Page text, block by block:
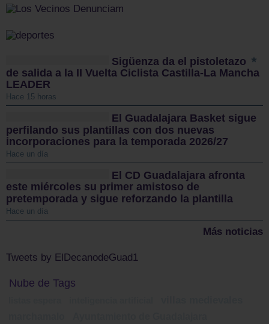
Sigüenza da el pistoletazo
de salida a la II Vuelta Ciclista Castilla-La Mancha
LEADER
Hace 15 horas
El Guadalajara Basket sigue
perfilando sus plantillas con dos nuevas
incorporaciones para la temporada 2026/27
Hace un día
El CD Guadalajara afronta
este miércoles su primer amistoso de
pretemporada y sigue reforzando la plantilla
Hace un día
Más noticias
Tweets by ElDecanodeGuad1
Nube de Tags